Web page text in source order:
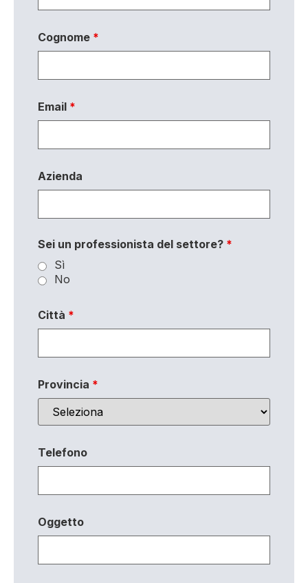
Cognome *
Email *
Azienda
Sei un professionista del settore? *
Sì
No
Città *
Provincia *
Telefono
Oggetto